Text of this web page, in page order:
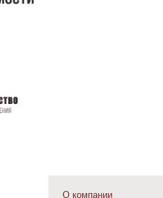
О компании